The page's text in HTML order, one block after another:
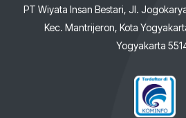
PT Wiyata Insan Bestari, Jl.
Kec. Mantrijeron, Kota
Yogyakarta